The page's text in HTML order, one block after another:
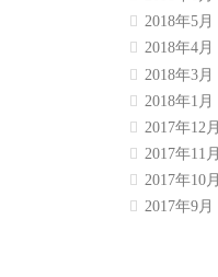
2018年5月
2018年4月
2018年3月
2018年1月
2017年12月
2017年11月
2017年10月
2017年9月